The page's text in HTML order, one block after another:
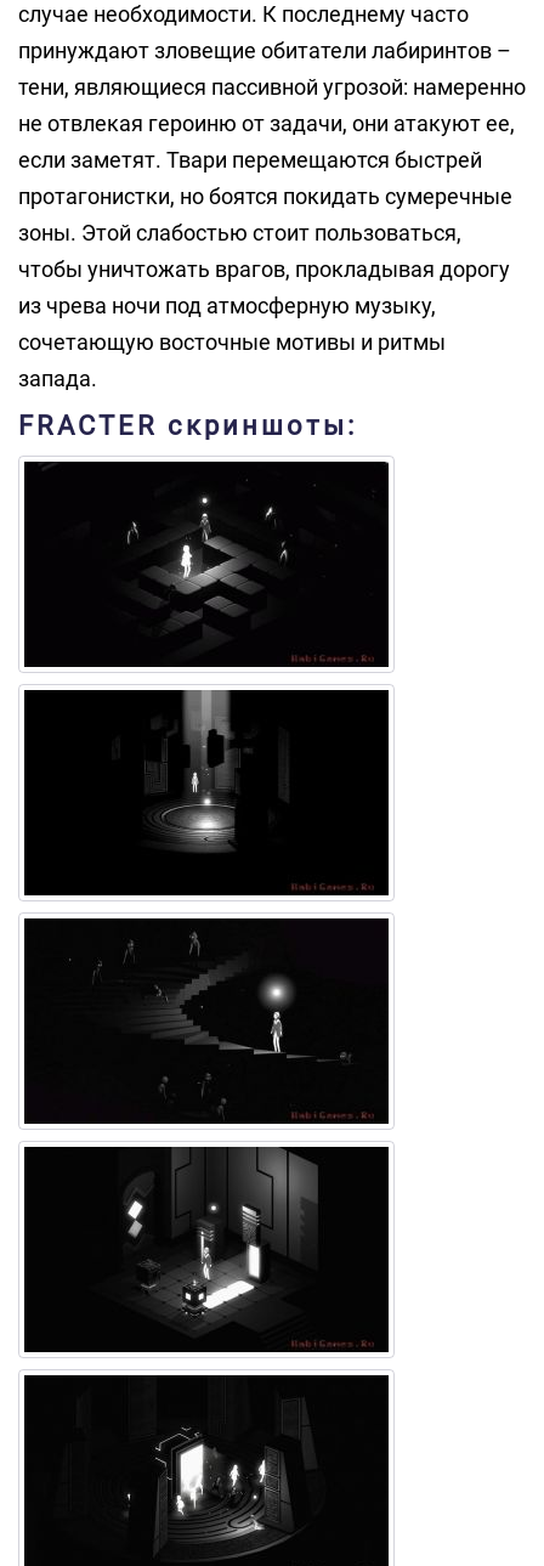
случае необходимости. К последнему часто
принуждают зловещие обитатели лабиринтов –
тени, являющиеся пассивной угрозой: намеренно
не отвлекая героиню от задачи, они атакуют ее,
если заметят. Твари перемещаются быстрей
протагонистки, но боятся покидать сумеречные
зоны. Этой слабостью стоит пользоваться,
чтобы уничтожать врагов, прокладывая дорогу
из чрева ночи под атмосферную музыку,
сочетающую восточные мотивы и ритмы
запада.
FRACTER скриншоты: